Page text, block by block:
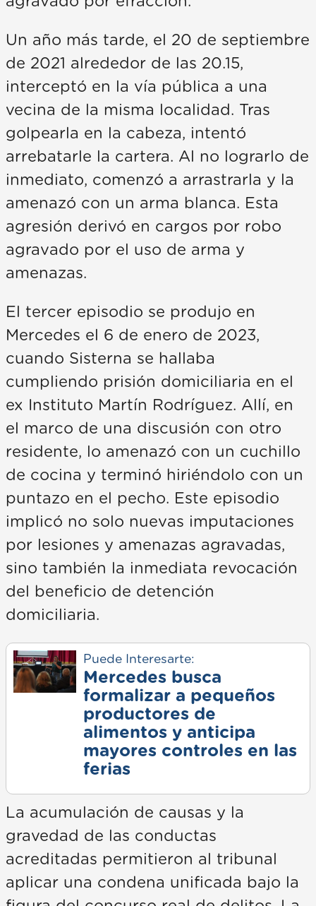
Un año más tarde, el 20 de septiembre
de 2021 alrededor de las 20.15,
interceptó en la vía pública a una
vecina de la misma localidad. Tras
golpearla en la cabeza, intentó
arrebatarle la cartera. Al no lograrlo de
inmediato, comenzó a arrastrarla y la
amenazó con un arma blanca. Esta
agresión derivó en cargos por robo
agravado por el uso de arma y
amenazas.
El tercer episodio se produjo en
Mercedes el 6 de enero de 2023,
cuando Sisterna se hallaba
cumpliendo prisión domiciliaria en el
ex Instituto Martín Rodríguez. Allí, en
el marco de una discusión con otro
residente, lo amenazó con un cuchillo
de cocina y terminó hiriéndolo con un
puntazo en el pecho. Este episodio
implicó no solo nuevas imputaciones
por lesiones y amenazas agravadas,
sino también la inmediata revocación
del beneficio de detención
domiciliaria.
Puede Interesarte:
Mercedes busca
formalizar a pequeños
productores de
alimentos y anticipa
mayores controles en las
ferias
La acumulación de causas y la
gravedad de las conductas
acreditadas permitieron al tribunal
aplicar una condena unificada bajo la